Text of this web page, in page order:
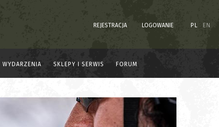
REJESTRACJA LOGOWANIE PL EN
WYDARZENIA SKLEPY I SERWIS FORUM